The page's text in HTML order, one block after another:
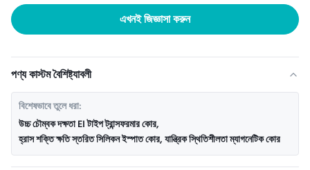
এখনই জিজ্ঞাসা করুন
পণ্য কাস্টম বৈশিষ্ট্যাবলী
বিশেষভাবে তুলে ধরা:
উচ্চ চৌম্বক দক্ষতা EI টাইপ ট্রান্সফরমার কোর,
হ্রাস শক্তি ক্ষতি স্তরিত সিলিকন ইস্পাত কোর,যান্ত্রিক স্থিতিশীলতা ম্যাগনেটিক কোর